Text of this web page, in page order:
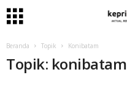
Beranda Topik Konibatam
Topik: konibatam